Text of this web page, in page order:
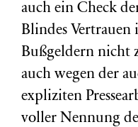
auch ein Check
Blindes
Bußgeldern nicht
auch wegen der
expliziten
voller Nennung